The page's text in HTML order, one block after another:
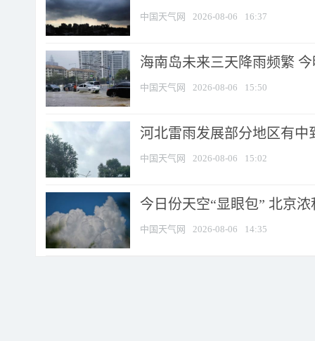
中国天气网 2026-08-06 16:37
海南岛未来三天降雨频繁
中国天气网 2026-08-06 15:50
河北雷雨发展部分地区有中
中国天气网 2026-08-06 15:02
今日份天空“显眼包” 北京
中国天气网 2026-08-06 14:35